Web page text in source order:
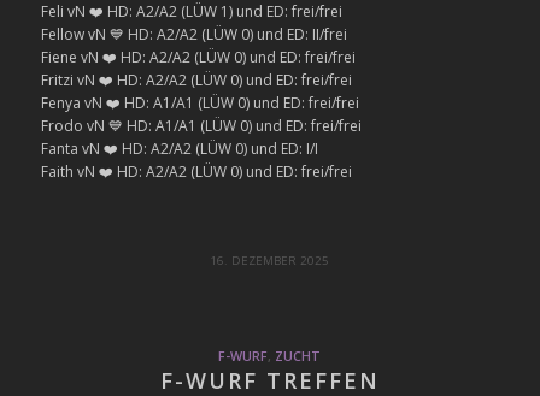
Feli vN ❤️ HD: A2/A2 (LÜW 1) und ED: frei/frei
Fellow vN 💙 HD: A2/A2 (LÜW 0) und ED: II/frei
Fiene vN ❤️ HD: A2/A2 (LÜW 0) und ED: frei/frei
Fritzi vN ❤️ HD: A2/A2 (LÜW 0) und ED: frei/frei
Fenya vN ❤️ HD: A1/A1 (LÜW 0) und ED: frei/frei
Frodo vN 💙 HD: A1/A1 (LÜW 0) und ED: frei/frei
Fanta vN ❤️ HD: A2/A2 (LÜW 0) und ED: I/I
Faith vN ❤️ HD: A2/A2 (LÜW 0) und ED: frei/frei
16. DEZEMBER 2025
F-WURF, ZUCHT
F-WURF TREFFEN